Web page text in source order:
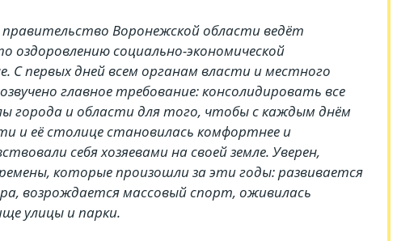
Воронежской области ведёт
оздоровлению социально-экономической
С первых дней всем органам власти и местного
главное требование: консолидировать все
города и области для того, чтобы с каждым днём
и её столице становилась комфортнее и
себя хозяевами на своей земле. Уверен,
которые произошли за эти годы: развивается
возрождается массовый спорт, оживилась
улицы и парки.